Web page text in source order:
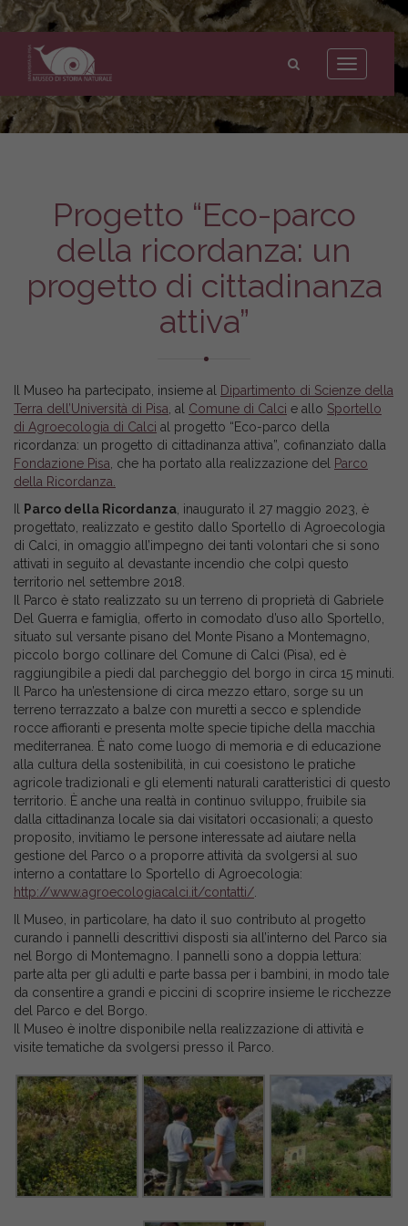
Toggle
navigation
Museo
di
Storia
Naturale
dell'Università
Progetto “Eco-parco
della ricordanza: un
progetto di cittadinanza
attiva”
Il Museo ha partecipato, insieme al
Dipartimento di Scienze della
Terra dell’Università di Pisa , al Comune di Calci e allo Sportello
di Agroecologia di Calci al progetto “Eco-parco della
ricordanza: un progetto di cittadinanza attiva”, cofinanziato dalla
Fondazione Pisa , che ha portato alla realizzazione del
Parco
della Ricordanza.
Parco della Ricordanza , inaugurato il 27 maggio 2023, è
progettato, realizzato e gestito dallo Sportello di Agroecologia
di Calci, in omaggio all’impegno dei tanti volontari che si sono
attivati in seguito al devastante incendio che colpì questo
territorio nel settembre 2018.
Il Parco è stato realizzato su un terreno di proprietà di Gabriele
Del Guerra e famiglia, offerto in comodato d’uso allo Sportello,
situato sul versante pisano del Monte Pisano a Montemagno,
piccolo borgo collinare del Comune di Calci (Pisa), ed è
raggiungibile a piedi dal parcheggio del borgo in circa 15 minuti.
Il Parco ha un’estensione di circa mezzo ettaro, sorge su un
terreno terrazzato a balze con muretti a secco e splendide
rocce affioranti e presenta molte specie tipiche della macchia
mediterranea. È nato come luogo di memoria e di educazione
alla cultura della sostenibilità, in cui coesistono le pratiche
agricole tradizionali e gli elementi naturali caratteristici di questo
territorio. È anche una realtà in continuo sviluppo, fruibile sia
dalla cittadinanza locale sia dai visitatori occasionali; a questo
proposito, invitiamo le persone interessate ad aiutare nella
gestione del Parco o a proporre attività da svolgersi al suo
interno a contattare lo Sportello di Agroecologia:
http://www.agroecologiacalci.it/contatti/
Il Museo, in particolare, ha dato il suo contributo al progetto
curando i pannelli descrittivi disposti sia all’interno del Parco sia
nel Borgo di Montemagno. I pannelli sono a doppia lettura:
parte alta per gli adulti e parte bassa per i bambini, in modo tale
da consentire a grandi e piccini di scoprire insieme le ricchezze
del Parco e del Borgo.
Il Museo è inoltre disponibile nella realizzazione di attività e
visite tematiche da svolgersi presso il Parco.